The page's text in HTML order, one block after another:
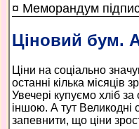
¤ Меморандум
Ціновий бум.
Ціни на соціально
останні кілька
Увечері купуємо хліб
іншою. А тут Великодні
запевнити, що ціни